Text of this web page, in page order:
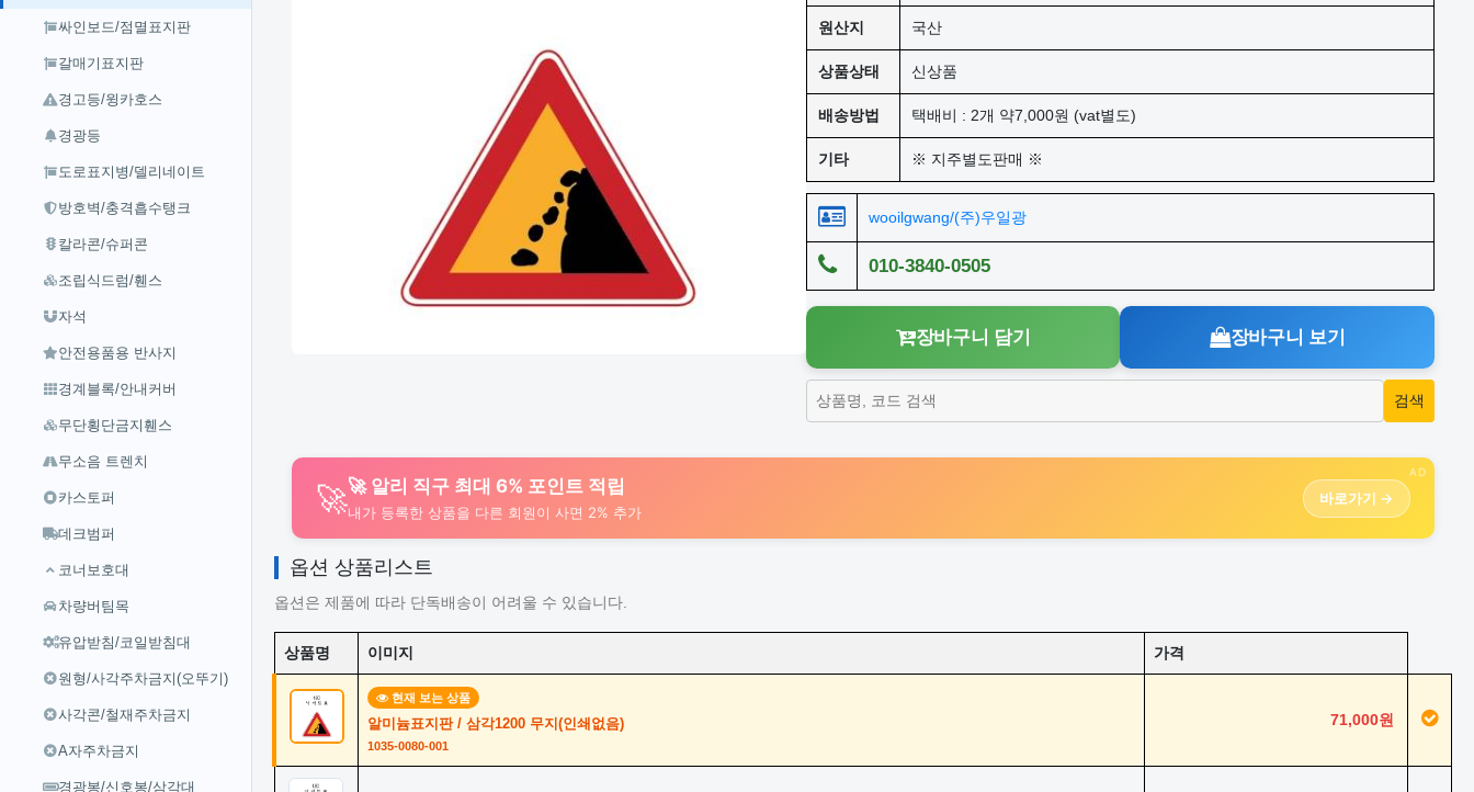
싸인보드/점멸표지판
갈매기표지판
경고등/윙카호스
경광등
도로표지병/델리네이트
방호벽/충격흡수탱크
칼라콘/슈퍼콘
조립식드럼/휀스
자석
안전용품용 반사지
경계블록/안내커버
무단횡단금지휀스
무소음 트렌치
카스토퍼
데크범퍼
코너보호대
차량버팀목
유압받침/코일받침대
원형/사각주차금지(오뚜기)
사각콘/철재주차금지
A자주차금지
경광봉/신호봉/삼각대
원산지 국산
상품상태 신상품
배송방법 택배비 : 2개 약7,000원 (vat별도)
기타 ※ 지주별도판매 ※
wooilgwang/(주)우일광
010-3840-0505
장바구니 담기 장바구니 보기
AD
🚀🚀 알리 직구 최대 6% 포인트 적립
내가 등록한 상품을 다른 회원이 사면 2% 추가
바로가기 →
옵션 상품리스트
옵션은 제품에 따라 단독배송이 어려울 수 있습니다.
상품명 이미지 가격
현재 보는 상품
알미늄표지판 / 삼각1200 무지(인쇄없음)
1035-0080-001
71,000원